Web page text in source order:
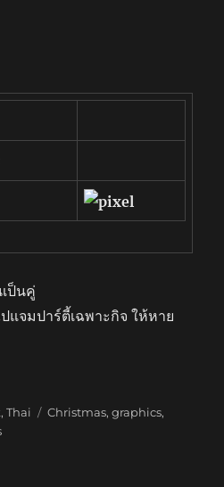
ป็นคู่
แจมปาร์ตี้เฉพาะกิจ ให้หาย
,Thai Tags
Christmas,graphics,
on